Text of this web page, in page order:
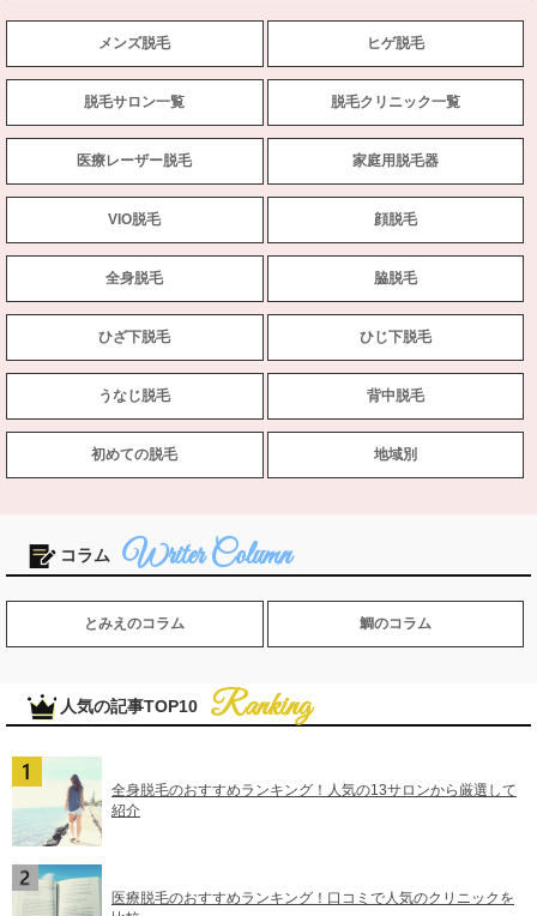
メンズ脱毛 ヒゲ脱毛
脱毛サロン一覧 脱毛クリニック一覧
医療レーザー脱毛 家庭用脱毛器
VIO脱毛 顔脱毛
全身脱毛 脇脱毛
ひざ下脱毛 ひじ下脱毛
うなじ脱毛 背中脱毛
初めての脱毛 地域別
コラム
とみえのコラム 鯛のコラム
人気の記事TOP10
全身脱毛のおすすめランキング！人気の13サロンから厳選して
紹介
医療脱毛のおすすめランキング！口コミで人気のクリニックを